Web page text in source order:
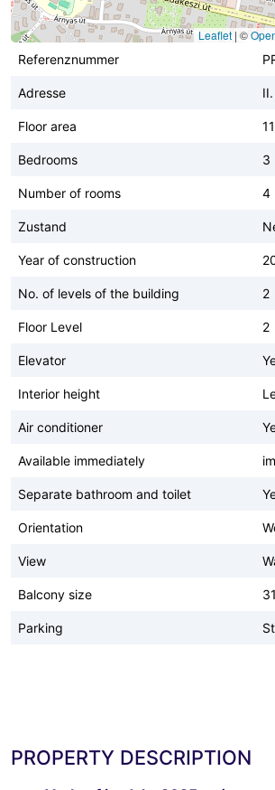
Leaflet | ©
Referenznummer
Adresse
Floor area
Bedrooms 3
Number of rooms 4
Zustand
Year of construction
No. of levels of the building 2
Floor Level 2
Elevator
Interior height
Air conditioner
Available immediately
Separate bathroom and toilet
Orientation
View
Balcony size
Parking
PROPERTY DESCRIPTION